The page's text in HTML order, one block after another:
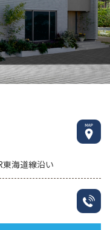
東海道線沿い